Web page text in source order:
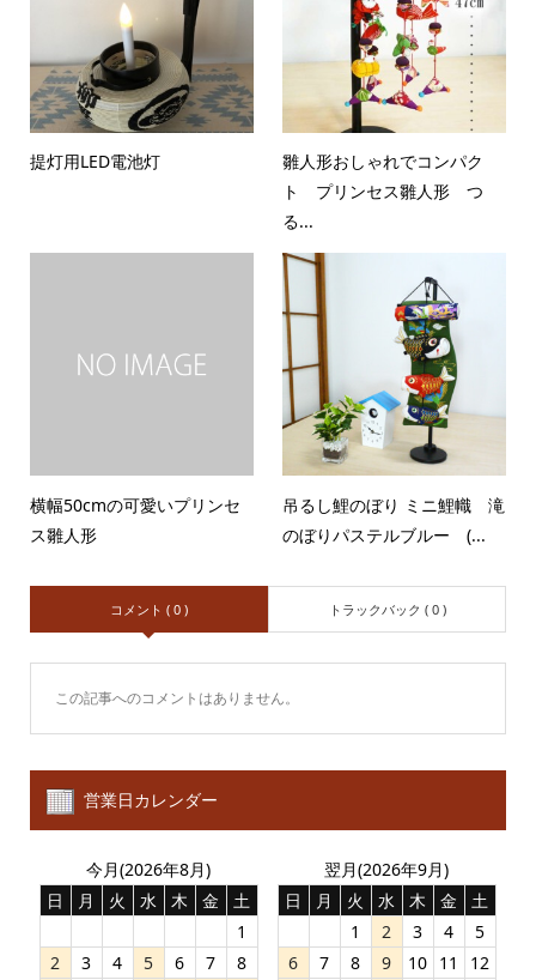
提灯用LED電池灯
雛人形おしゃれでコンパク
ト プリンセス雛人形 つ
る...
横幅50cmの可愛いプリンセ
ス雛人形
吊るし鯉のぼり ミニ鯉幟 滝
のぼりパステルブルー (...
コメント ( 0 ) トラックバック ( 0 )
この記事へのコメントはありません。
営業日カレンダー
今月(2026年8月)
日
月 火 水 木 金
土
1
2
3 4 5 6 7
8
翌月(2026年9月)
日
月 火 水 木 金
土
1
2 3 4
5
6
7 8 9 10 11
12